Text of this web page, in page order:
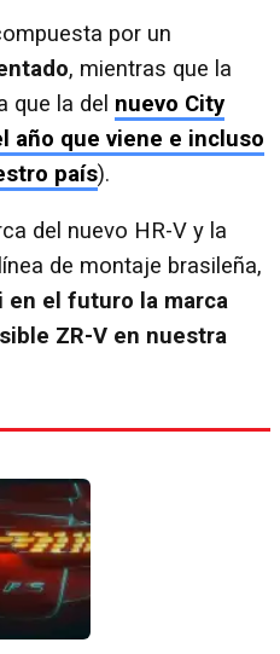
por un
, mientras que la
que la del nuevo City
año que viene e incluso
país).
del nuevo HR-V y la
de montaje brasileña,
en el futuro la marca
ZR-V en nuestra